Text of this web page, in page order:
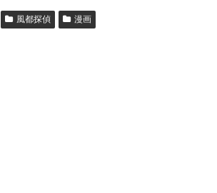
★【ワートリ】細かい情報まで含めて
風都探偵 漫画